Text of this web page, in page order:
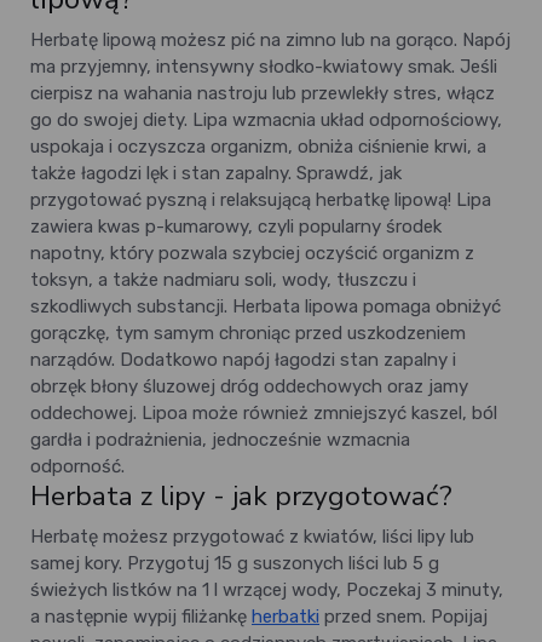
Herbatę lipową możesz pić na zimno lub na gorąco. Napój
ma przyjemny, intensywny słodko-kwiatowy smak. Jeśli
cierpisz na wahania nastroju lub przewlekły stres, włącz
go do swojej diety. Lipa wzmacnia układ odpornościowy,
uspokaja i oczyszcza organizm, obniża ciśnienie krwi, a
także łagodzi lęk i stan zapalny. Sprawdź, jak
przygotować pyszną i relaksującą herbatkę lipową! Lipa
zawiera kwas p-kumarowy, czyli popularny środek
napotny, który pozwala szybciej oczyścić organizm z
toksyn, a także nadmiaru soli, wody, tłuszczu i
szkodliwych substancji. Herbata lipowa pomaga obniżyć
gorączkę, tym samym chroniąc przed uszkodzeniem
narządów. Dodatkowo napój łagodzi stan zapalny i
obrzęk błony śluzowej dróg oddechowych oraz jamy
oddechowej. Lipoa może również zmniejszyć kaszel, ból
gardła i podrażnienia, jednocześnie wzmacnia
odporność.
Herbata z lipy - jak przygotować?
Herbatę możesz przygotować z kwiatów, liści lipy lub
samej kory. Przygotuj 15 g suszonych liści lub 5 g
świeżych listków na 1 l wrzącej wody, Poczekaj 3 minuty,
a następnie wypij filiżankę herbatki przed snem. Popijaj